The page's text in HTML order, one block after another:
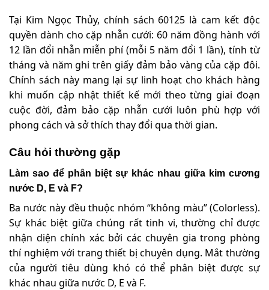
Tại Kim Ngọc Thủy, chính sách 60125 là cam kết độc
quyền dành cho cặp nhẫn cưới: 60 năm đồng hành với
12 lần đổi nhẫn miễn phí (mỗi 5 năm đổi 1 lần), tính từ
tháng và năm ghi trên giấy đảm bảo vàng của cặp đôi.
Chính sách này mang lại sự linh hoạt cho khách hàng
khi muốn cập nhật thiết kế mới theo từng giai đoạn
cuộc đời, đảm bảo cặp nhẫn cưới luôn phù hợp với
phong cách và sở thích thay đổi qua thời gian.
Câu hỏi thường gặp
Làm sao để phân biệt sự khác nhau giữa kim cương
nước D, E và F?
Ba nước này đều thuộc nhóm “không màu” (Colorless).
Sự khác biệt giữa chúng rất tinh vi, thường chỉ được
nhận diện chính xác bởi các chuyên gia trong phòng
thí nghiệm với trang thiết bị chuyên dụng. Mắt thường
của người tiêu dùng khó có thể phân biệt được sự
khác nhau giữa nước D, E và F.